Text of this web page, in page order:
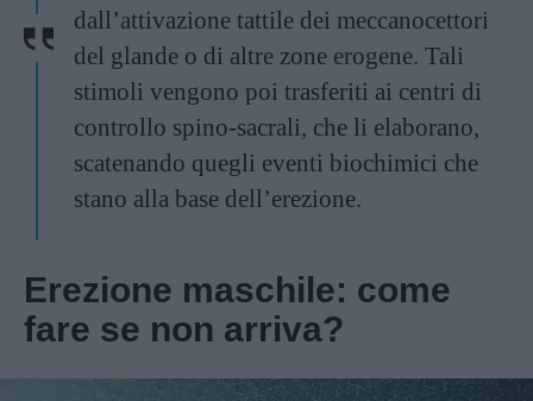
dall’attivazione tattile dei meccanocettori
del glande o di altre zone erogene. Tali
stimoli vengono poi trasferiti ai centri di
controllo spino-sacrali, che li elaborano,
scatenando quegli eventi biochimici che
stano alla base dell’erezione.
Erezione maschile: come
fare se non arriva?